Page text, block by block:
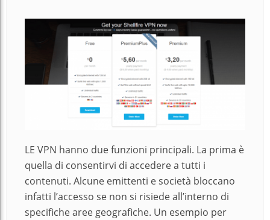
LE VPN hanno due funzioni principali. La prima è
quella di consentirvi di accedere a tutti i
contenuti. Alcune emittenti e società bloccano
infatti l’accesso se non si risiede all’interno di
specifiche aree geografiche. Un esempio per